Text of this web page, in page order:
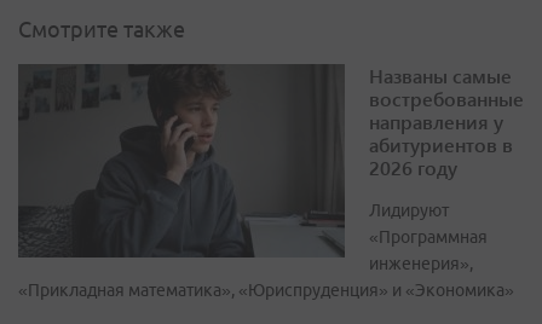
Смотрите также
Названы самые
востребованные
направления у
абитуриентов в
2026 году
Лидируют
«Программная
инженерия»,
«Прикладная математика», «Юриспруденция» и «Экономика»